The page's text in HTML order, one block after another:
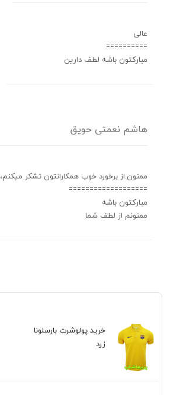
عالی
==========
مبارکتون باشه لطف دارین
هاشم نعمتی حویق
ممنون.از برخورد خوب همکارانتون تشکر میکنم،
===================
مبارکتون باشه
ممنونم از لطف شما
خرید پولوشرت بارسلونا
زرد